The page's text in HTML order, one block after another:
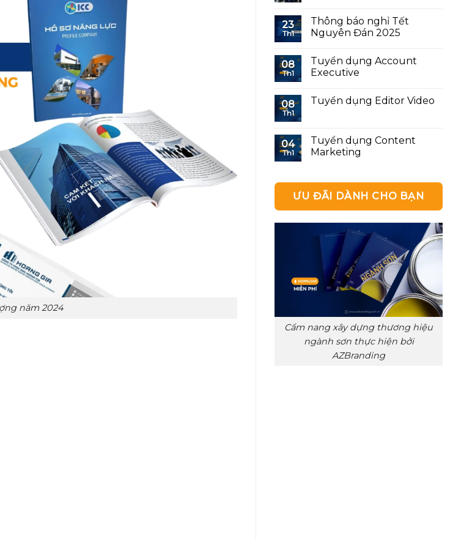
năm 2024
23
Th1
Thông báo nghỉ Tết
Nguyên Đán 2025
08
Th1
Tuyển dụng Account
Executive
08
Th1
Tuyển dụng Editor Video
04
Th1
Tuyển dụng Content
Marketing
ƯU ĐÃI DÀNH CHO BẠN
Cẩm nang xây dựng thương hiệu
ngành sơn thực hiện bởi
AZBranding